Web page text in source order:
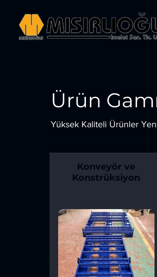
Ürün
Yüksek Kaliteli Ürünler
Konveyör ve
Konstrüksiyon